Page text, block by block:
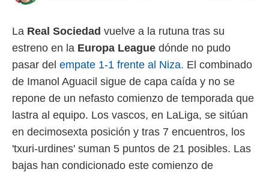
y
en
más
nuestra
de
disponible
La Real Sociedad vuelve a la rutuna tras su
estreno en la Europa League dónde no pudo
pasar del empate 1-1 frente al Niza. El combinado
de Imanol Aguacil sigue de capa caída y no se
repone de un nefasto comienzo de temporada que
lastra al equipo. Los vascos, en LaLiga, se sitúan
en decimosexta posición y tras 7 encuentros, los
'txuri-urdines' suman 5 puntos de 21 posibles. Las
bajas han condicionado este comienzo de